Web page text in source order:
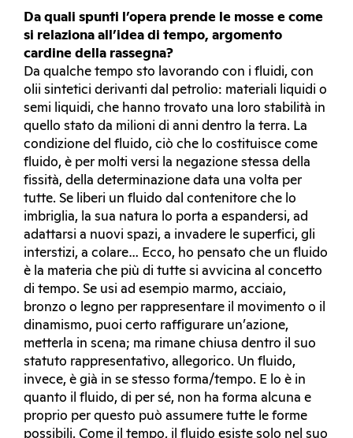
Da quali spunti l’opera prende le mosse e come
si relaziona all’idea di tempo, argomento
cardine della rassegna?
Da qualche tempo sto lavorando con i fluidi, con
olii sintetici derivanti dal petrolio: materiali liquidi o
semi liquidi, che hanno trovato una loro stabilità in
quello stato da milioni di anni dentro la terra. La
condizione del fluido, ciò che lo costituisce come
fluido, è per molti versi la negazione stessa della
fissità, della determinazione data una volta per
tutte. Se liberi un fluido dal contenitore che lo
imbriglia, la sua natura lo porta a espandersi, ad
adattarsi a nuovi spazi, a invadere le superfici, gli
interstizi, a colare… Ecco, ho pensato che un fluido
è la materia che più di tutte si avvicina al concetto
di tempo. Se usi ad esempio marmo, acciaio,
bronzo o legno per rappresentare il movimento o il
dinamismo, puoi certo raffigurare un’azione,
metterla in scena; ma rimane chiusa dentro il suo
statuto rappresentativo, allegorico. Un fluido,
invece, è già in se stesso forma/tempo. E lo è in
quanto il fluido, di per sé, non ha forma alcuna e
proprio per questo può assumere tutte le forme
possibili. Come il tempo, il fluido esiste solo nel suo